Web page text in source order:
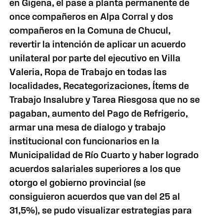
en Gigena, el pase a planta permanente de
once compañeros en Alpa Corral y dos
compañeros en la Comuna de Chucul,
revertir la intención de aplicar un acuerdo
unilateral por parte del ejecutivo en Villa
Valeria, Ropa de Trabajo en todas las
localidades, Recategorizaciones, Ítems de
Trabajo Insalubre y Tarea Riesgosa que no se
pagaban, aumento del Pago de Refrigerio,
armar una mesa de dialogo y trabajo
institucional con funcionarios en la
Municipalidad de Río Cuarto y haber logrado
acuerdos salariales superiores a los que
otorgo el gobierno provincial (se
consiguieron acuerdos que van del 25 al
31,5%), se pudo visualizar estrategias para